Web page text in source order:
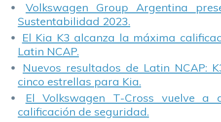
Volkswagen Group Argentina
Sustentabilidad 2023.
El Kia K3 alcanza la máxima
Latin NCAP.
Nuevos resultados de Latin NCAP:
cinco estrellas para Kia.
El Volkswagen T-Cross vuelve a
calificación de seguridad.